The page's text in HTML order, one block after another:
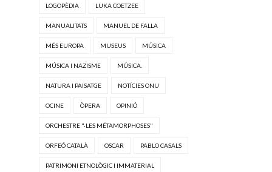
LOGOPÈDIA LUKA COETZEE
MANUALITATS MANUEL DE FALLA
MÉS EUROPA MUSEUS MÚSICA
MÚSICA I NAZISME MÚSICA.
NATURA I PAISATGE NOTÍCIES ONU
OCINE ÒPERA OPINIÓ
ORCHESTRE "·LES MÉTAMORPHOSES"
ORFEÓ CATALÀ OSCAR PABLO CASALS
PATRIMONI ETNOLÒGIC I IMMATERIAL